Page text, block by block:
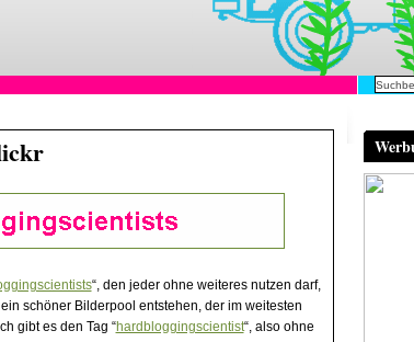
“, den jeder ohne weiteres nutzen darf,
schöner Bilderpool entstehen, der im weitesten
gibt es den Tag “hardbloggingscientist“, also ohne